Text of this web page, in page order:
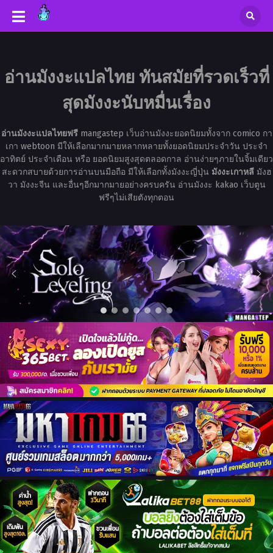
อ่านมังงะแปลไทย ทันสมัยที่รวดเร็วที่
สุดมังงะนับหมื่นเรื่อง
อ่านมังงะแปลไทยฟรีmangastep เว็บอ่านมังงะยอดนิยมทั้งจาก comico กา
เกา webtoon มีให้เลือกมากมายหลากหลายทั้งยอดนิยมประจำวัน ประจำ
อาทิตย์ ประจำเดือน หรือ ยอดนิยมสูงสุดตลอดกาล อ่านง่ายๆภายในจิ้มเดียว
สะดวกสบายด้วยการอ่านบนมือถือ มีให้เลือกทั้งมังงะญี่ปุ่น มังงะเกาหลีมังฮ
วา มังงะจีน และอื่นๆอีกมากมายอย่างครบครัน อ่านมังงะ kakao เว็บตูน
ฟรีๆไม่เสียตังทุกตอน